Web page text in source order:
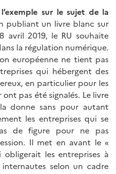
sur le sujet de la
publiant un livre blanc sur
avril 2019, le RU souhaite
la régulation numérique.
européenne ne tient pas
qui hébergent des
en particulier pour les
pas été signalés. Le livre
donne sans pour autant
les entreprises qui se
de figure pour ne pas
Il met en avant le «
les entreprises à
selon un cadre